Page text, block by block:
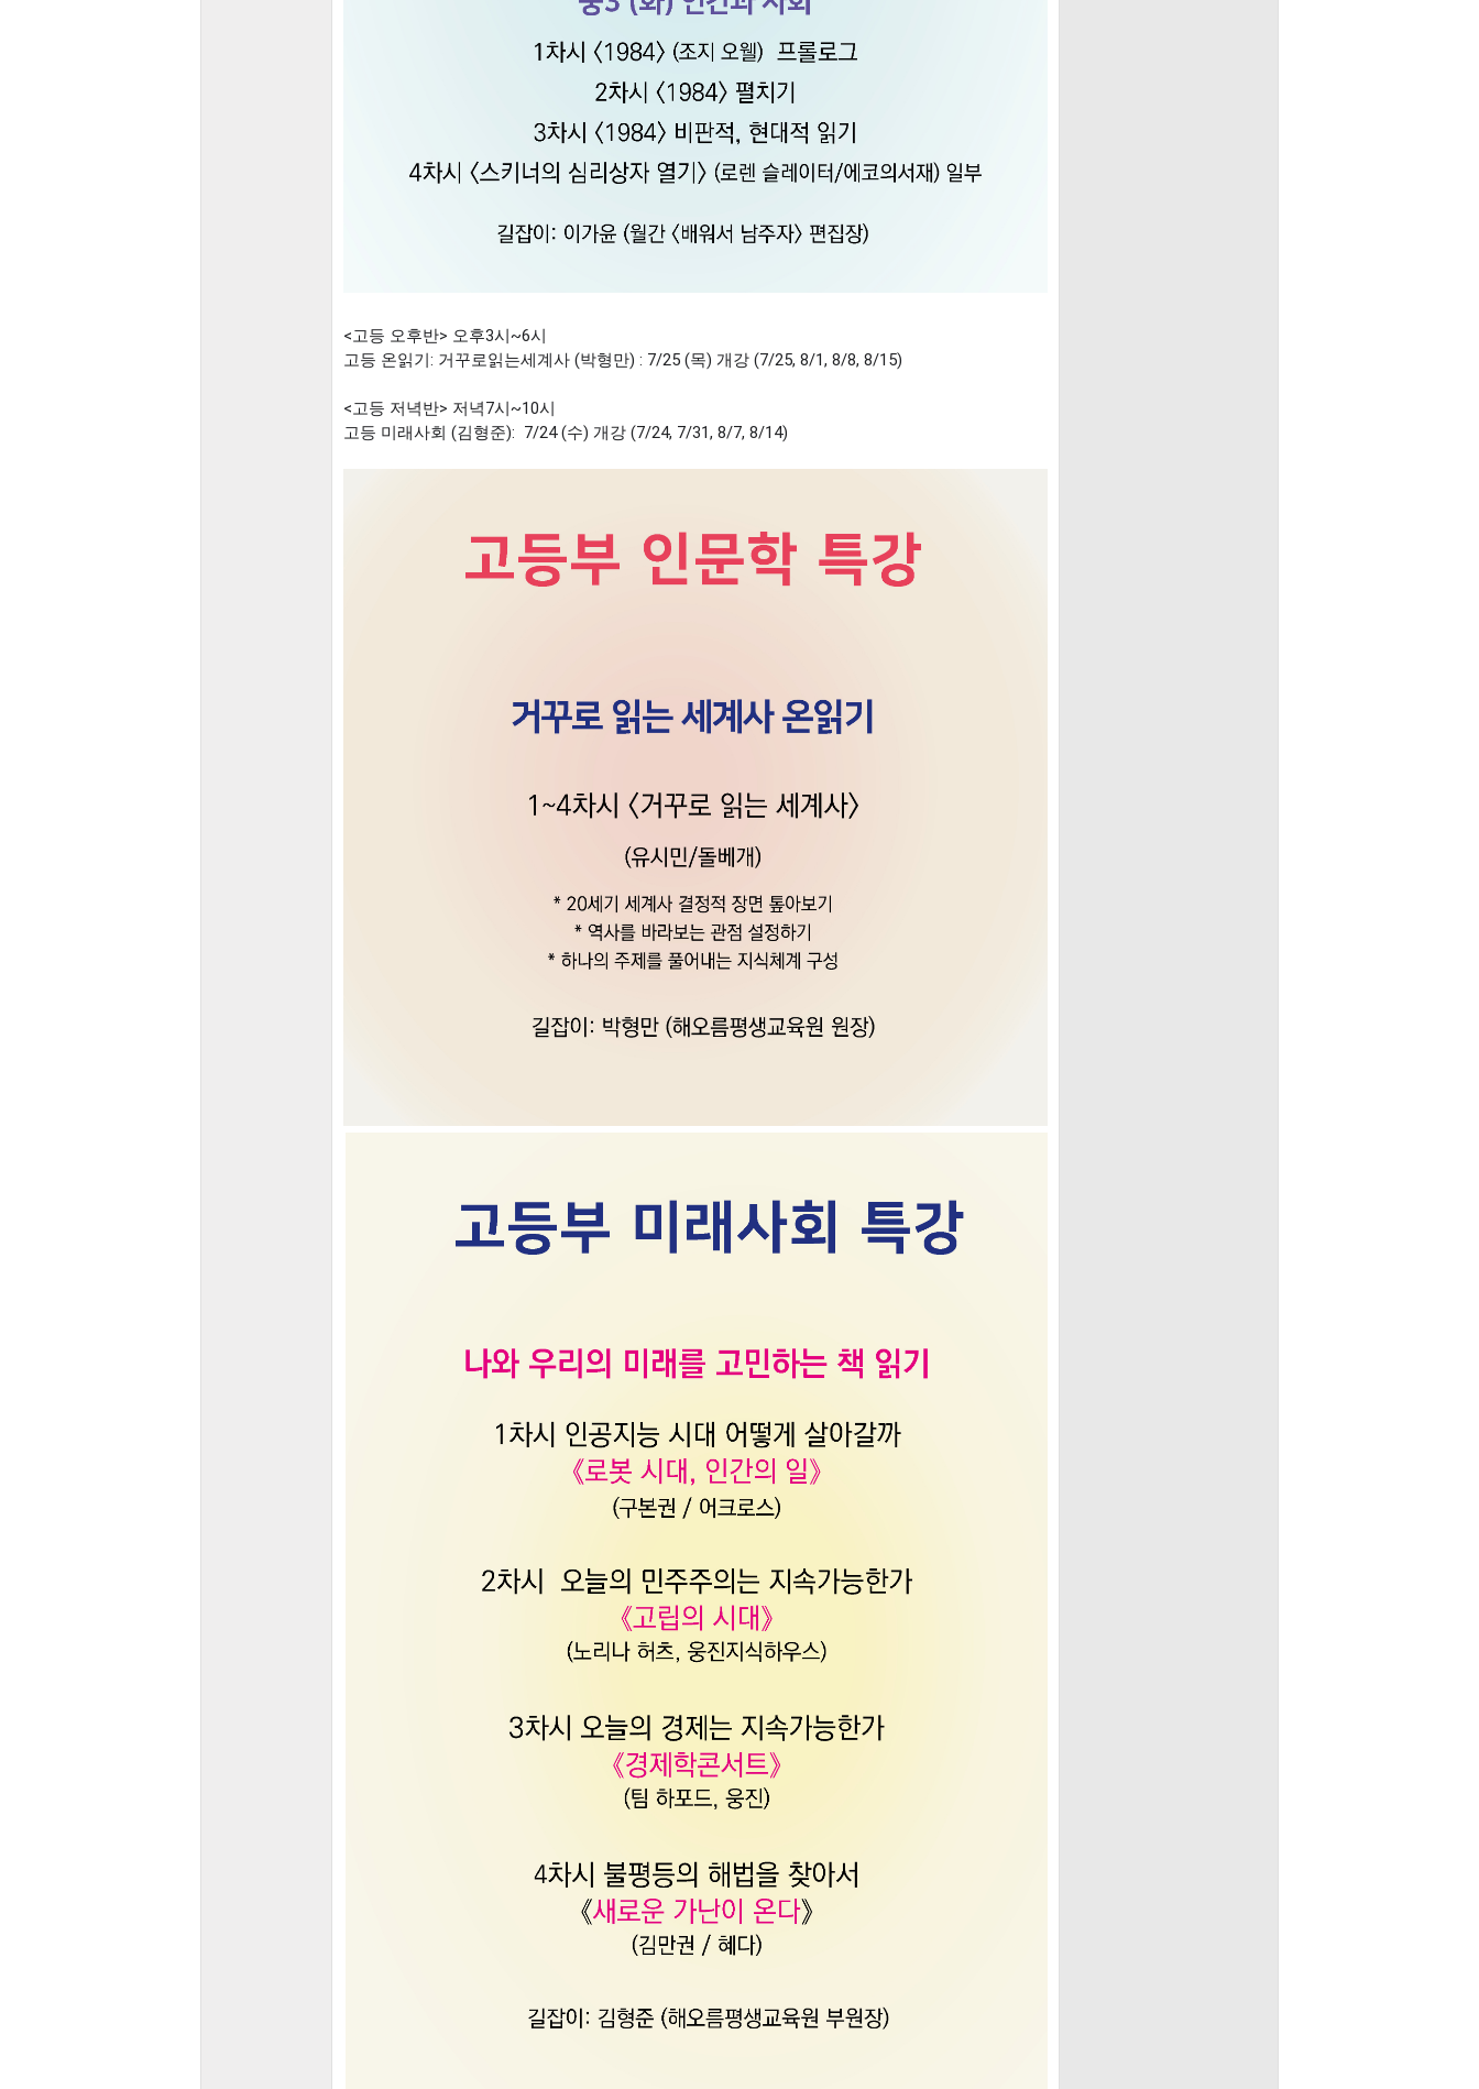
<고등 오후반> 오후3시~6시
고등 온읽기: 거꾸로읽는세계사 (박형만) : 7/25 (목) 개강 (7/25, 8/1, 8/8, 8/15)
<고등 저녁반> 저녁7시~10시
고등 미래사회 (김형준): 7/24 (수) 개강 (7/24, 7/31, 8/7, 8/14)